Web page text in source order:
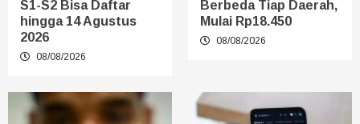
S1-S2 Bisa Daftar
hingga 14 Agustus
2026
08/08/2026
Berbeda Tiap Daerah,
Mulai Rp18.450
08/08/2026